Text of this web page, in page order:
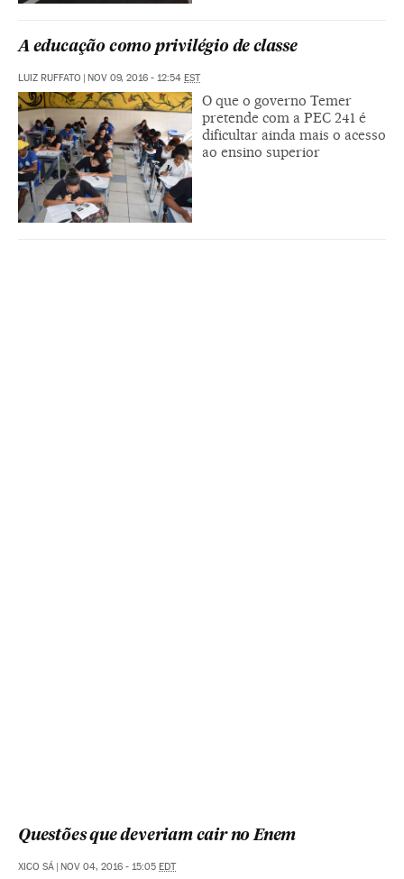
A educação como privilégio de classe
LUIZ RUFFATO | NOV 09, 2016 - 12:54 EST
O que o governo Temer
pretende com a PEC 241 é
dificultar ainda mais o acesso
ao ensino superior
Questões que deveriam cair no Enem
XICO SÁ | NOV 04, 2016 - 15:05 EDT